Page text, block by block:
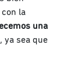
la
una
, ya sea que